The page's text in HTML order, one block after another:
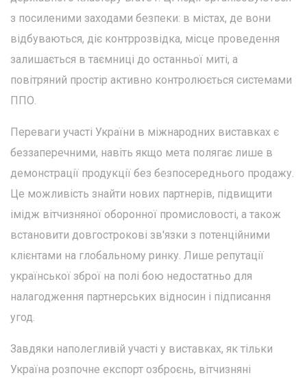
з посиленими заходами безпеки: в містах, де вони
відбуваються, діє контррозвідка, місце проведення
залишається в таємниці до останньої миті, а
повітряний простір активно контролюється системами
ППО.
Переваги участі України в міжнародних виставках є
беззаперечними, навіть якщо мета полягає лише в
демонстрації продукції без безпосереднього продажу.
Це можливість знайти нових партнерів, підвищити
імідж вітчизняної оборонної промисловості, а також
встановити довгострокові зв'язки з потенційними
клієнтами на глобальному ринку. Лише репутації
української зброї на полі бою недостатньо для
налагодження партнерських відносин і підписання
угод.
Завдяки наполегливій участі у виставках, як тільки
Україна розпочне експорт озброєнь, вітчизняні